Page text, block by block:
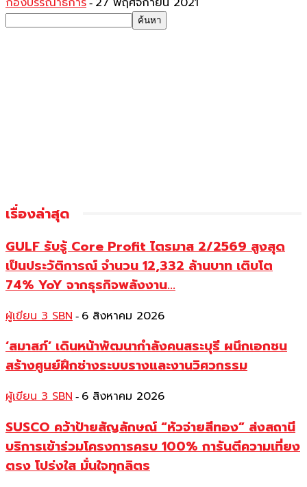
-
เรื่องล่าสุด
GULF รับรู้ Core Profit ไตรมาส 2/2569 สูงสุด
เป็นประวัติการณ์ จำนวน 12,332 ล้านบาท เติบโต
74% YoY จากธุรกิจพลังงาน...
ผู้เขียน 3 SBN - 6 สิงหาคม 2026
‘สมาสภ์’ เดินหน้าพัฒนากำลังคนสระบุรี ผนึกเอกชน
สร้างศูนย์ฝึกช่างระบบรางและงานวิศวกรรม
ผู้เขียน 3 SBN - 6 สิงหาคม 2026
SUSCO คว้าป้ายสัญลักษณ์ “หัวจ่ายสีทอง” ส่งสถานี
บริการเข้าร่วมโครงการครบ 100% การันตีความเที่ยง
ตรง โปร่งใส มั่นใจทุกลิตร